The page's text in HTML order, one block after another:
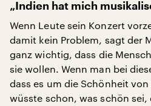
„Indien hat mich
Wenn Leute sein Konzert
damit kein Problem, sagt der
ganz wichtig, dass die
sie wollen. Wenn man bei
dass es um die Schönheit
wüsste schon, was schön